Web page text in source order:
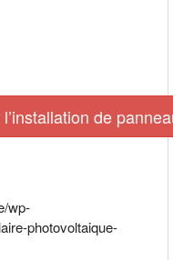
de
wp-
photovoltaique-